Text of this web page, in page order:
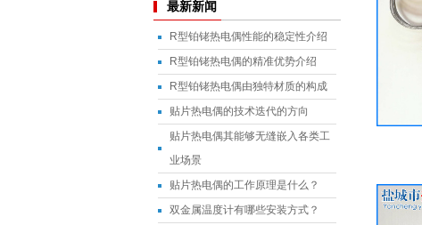
最新新闻
R型铂铑热电偶性能的稳定性介绍
R型铂铑热电偶的精准优势介绍
R型铂铑热电偶由独特材质的构成
贴片热电偶的技术迭代的方向
贴片热电偶其能够无缝嵌入各类工
业场景
贴片热电偶的工作原理是什么？
双金属温度计有哪些安装方式？